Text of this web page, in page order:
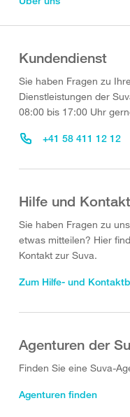
Kundendienst
Sie haben Fragen zu
Dienstleistungen der
08:00 bis 17:00 Uhr
+41 58 411 12 12
Hilfe und Kontakt
Sie haben Fragen zu
etwas mitteilen? Hier
Kontakt zur Suva.
Zum Hilfe- und
Agenturen der
Finden Sie eine Suva-
Agenturen finden